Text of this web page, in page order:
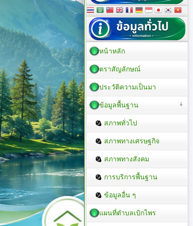
หน้าหลัก
ตราสัญลักษณ์
ประวัติความเป็นมา
ข้อมูลพื้นฐาน
สภาพทั่วไป
สภาพทางเศรษฐกิจ
สภาพทางสังคม
การบริการพื้นฐาน
ข้อมูลอื่น ๆ
แผนที่ตำบลเบิกไพร